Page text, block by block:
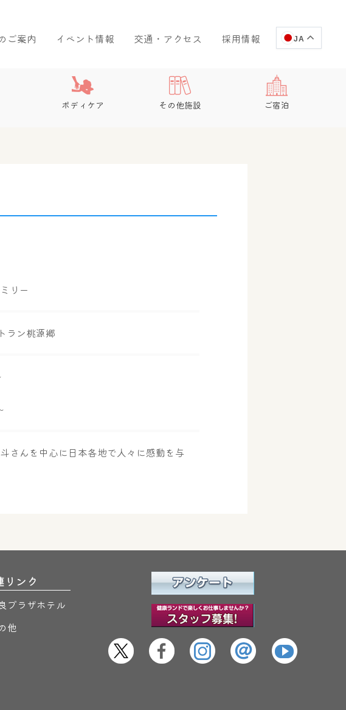
ご案内 イベント情報 交通・アクセス 採用情報 JA
ボディケア その他施設 ご宿泊
リー
ラン桃源郷
さんを中心に日本各地で人々に感動を与
リンク
プラザホテル
他